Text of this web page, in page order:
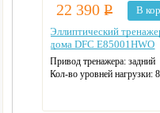
22 390Р
В
Эллиптический
дома DFC E85001HWO
Привод тренажера: задний
Кол-во уровней нагрузки: 8